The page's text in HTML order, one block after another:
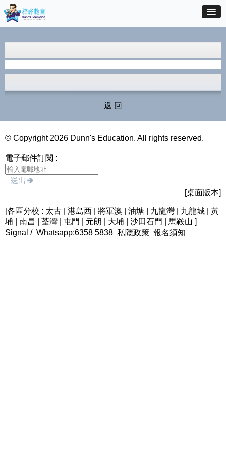
返 回
© Copyright 2026 Dunn's Education. All rights reserved.
電子郵件訂閱 :
[桌面版本]
[各區分校 : 太古 | 港島西 | 將軍澳 | 油塘 | 九龍灣 | 九龍城 | 黃
埔 | 南昌 | 荃灣 | 屯門 | 元朗 | 大埔 | 沙田石門 | 馬鞍山 ]
Signal / Whatsapp:6358 5838 私隱政策 報名須知